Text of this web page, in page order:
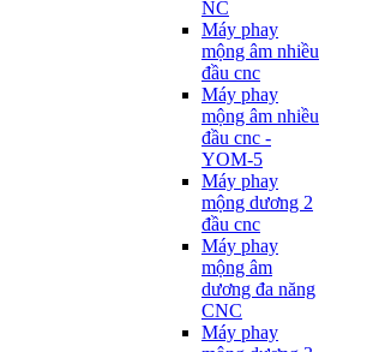
NC
Máy phay
mộng âm nhiều
đầu cnc
Máy phay
mộng âm nhiều
đầu cnc -
YOM-5
Máy phay
mộng dương 2
đầu cnc
Máy phay
mộng âm
dương đa năng
CNC
Máy phay